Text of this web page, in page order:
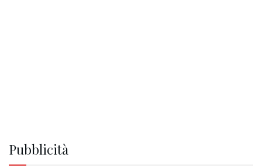
Pubblicità